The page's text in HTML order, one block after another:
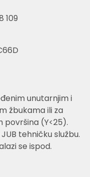
109
unutarnjim i
žbukama ili za
površina (Y<25).
tehničku službu.
se ispod.